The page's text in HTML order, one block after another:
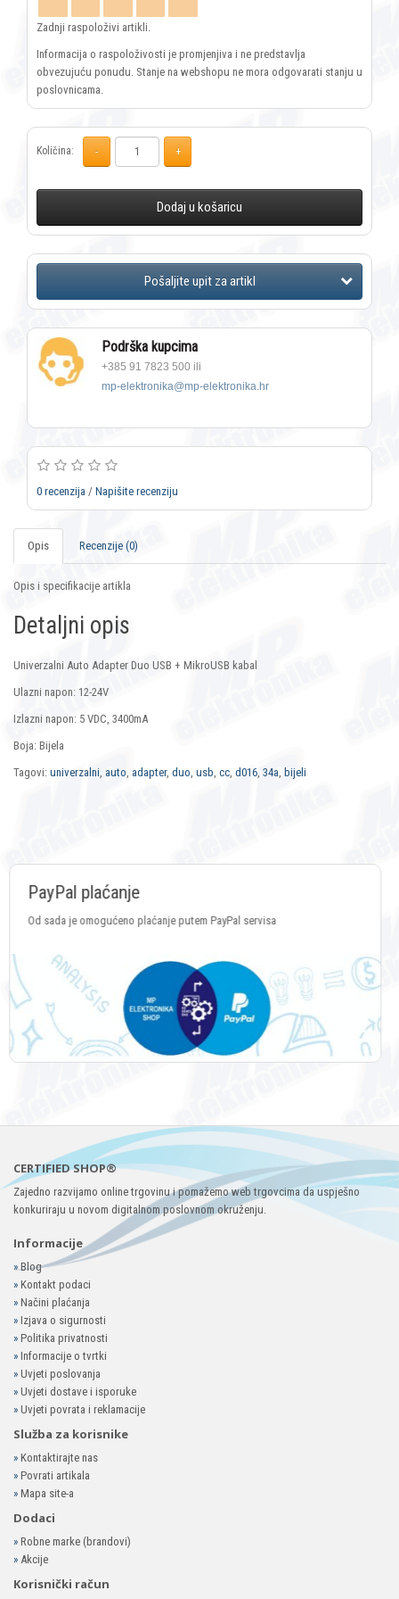
Zadnji raspoloživi artikli.
Informacija o raspoloživosti je promjenjiva i ne predstavlja
obvezujuću ponudu. Stanje na webshopu ne mora odgovarati stanju u
poslovnicama.
Količina:
Dodaj u košaricu
Podrška kupcima
+385 91 7823 500 ili
mp-elektronika@mp-elektronika.hr
0 recenzija / Napišite recenziju
Opis Recenzije (0)
Opis i specifikacije artikla
Detaljni opis
Univerzalni Auto Adapter Duo USB + MikroUSB kabal
Ulazni napon: 12-24V
Izlazni napon: 5 VDC, 3400mA
Boja: Bijela
Tagovi: univerzalni, auto, adapter, duo, usb, cc, d016, 34a, bijeli
Plaćanje Crypto valutama
Plaćanje putem svih vrsta Crypto valuta
CERTIFIED SHOP®
Zajedno razvijamo online trgovinu i pomažemo web trgovcima da uspješno
konkuriraju u novom digitalnom poslovnom okruženju.
Informacije
»Blog
» Kontakt podaci
» Načini plaćanja
» Izjava o sigurnosti
» Politika privatnosti
» Informacije o tvrtki
» Uvjeti poslovanja
» Uvjeti dostave i isporuke
» Uvjeti povrata i reklamacije
Služba za korisnike
» Kontaktirajte nas
» Povrati artikala
» Mapa site-a
Dodaci
» Robne marke (brandovi)
» Akcije
Korisnički račun